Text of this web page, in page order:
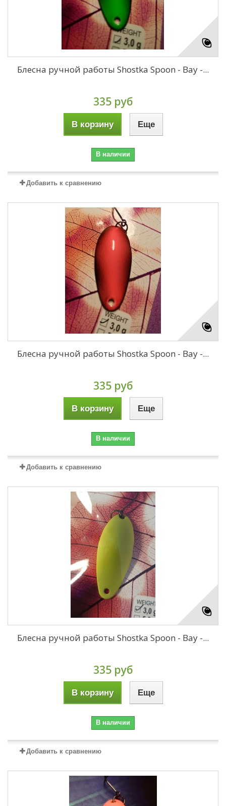
Блесна ручной работы Shostka Spoon - Bay -...
335 руб
В корзину Еще
В наличии
Добавить к сравнению
Блесна ручной работы Shostka Spoon - Bay -...
335 руб
В корзину Еще
В наличии
Добавить к сравнению
Блесна ручной работы Shostka Spoon - Bay -...
335 руб
В корзину Еще
В наличии
Добавить к сравнению